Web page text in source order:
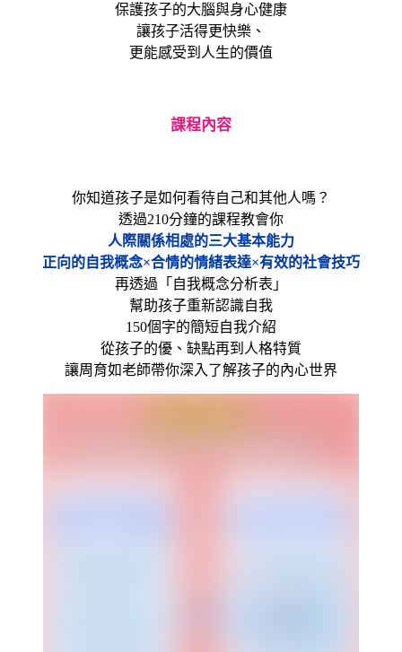
保護孩子的大腦與身心健康
讓孩子活得更快樂、
更能感受到人生的價值
課程內容
你知道孩子是如何看待自己和其他人嗎？
透過210分鐘的課程教會你
人際關係相處的三大基本能力
正向的自我概念×合情的情緒表達×有效的社會技巧
再透過「自我概念分析表」
幫助孩子重新認識自我
150個字的簡短自我介紹
從孩子的優、缺點再到人格特質
讓周育如老師帶你深入了解孩子的內心世界